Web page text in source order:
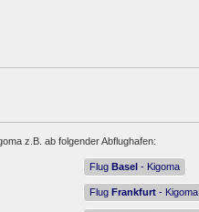
z.B. ab folgender Abflughafen:
Flug Basel - Kigoma
Flug Frankfurt - Kigoma